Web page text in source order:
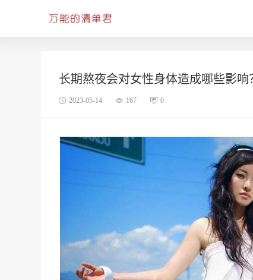
长期熬夜会对女性身体造成哪些影响
2023-05-14 167 0